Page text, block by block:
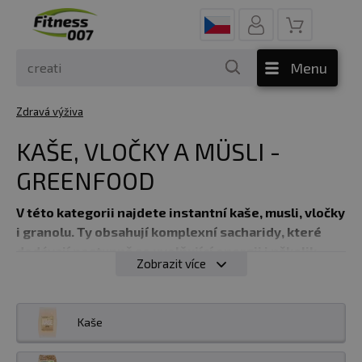
Menu
Zdravá výživa
KAŠE, VLOČKY A MÜSLI -
GREENFOOD
V této kategorii najdete instantní kaše, musli, vločky
i granolu. Ty obsahují komplexní sacharidy, které
Tyto potraviny kdykoliv pomohou zahnat hlad. K
zažívání. Široký výběr kvalitních produktů, které jsou
skvělým doplňkem pro vyváženou stravu.
Zobrazit více
Kaše